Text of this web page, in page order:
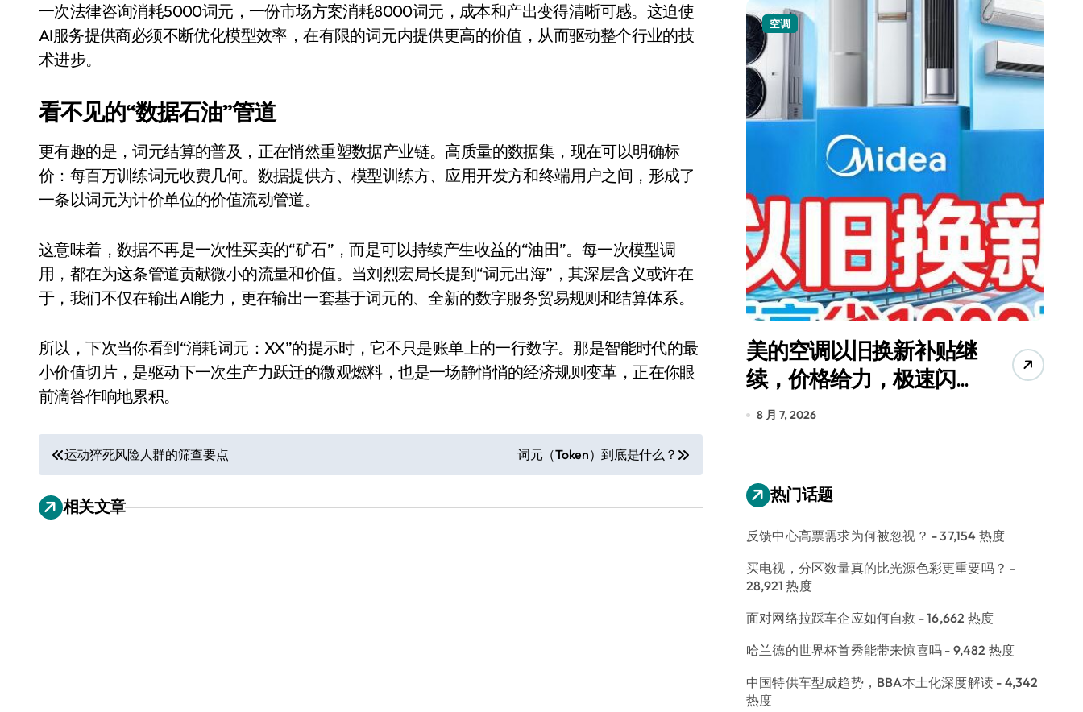
一次法律咨询消耗5000词元，一份市场方案消耗8000词元，成本和产出变得清晰可感。这迫使
AI服务提供商必须不断优化模型效率，在有限的词元内提供更高的价值，从而驱动整个行业的技
术进步。
看不见的“数据石油”管道
更有趣的是，词元结算的普及，正在悄然重塑数据产业链。高质量的数据集，现在可以明确标
价：每百万训练词元收费几何。数据提供方、模型训练方、应用开发方和终端用户之间，形成了
一条以词元为计价单位的价值流动管道。
这意味着，数据不再是一次性买卖的“矿石”，而是可以持续产生收益的“油田”。每一次模型调
用，都在为这条管道贡献微小的流量和价值。当刘烈宏局长提到“词元出海”，其深层含义或许在
于，我们不仅在输出AI能力，更在输出一套基于词元的、全新的数字服务贸易规则和结算体系。
所以，下次当你看到“消耗词元：XX”的提示时，它不只是账单上的一行数字。那是智能时代的最
小价值切片，是驱动下一次生产力跃迁的微观燃料，也是一场静悄悄的经济规则变革，正在你眼
前滴答作响地累积。
文
章
导
运动猝死风险人群的筛查要点 词元（Token）到底是什么？
相关文章
小家电
追觅、石头科技注意：你
们的扫地机已被美国认定
为“战略武器”
小家电
净利润暴跌7.7%，苏泊尔
开始靠“擦边”续命了？
空调
美的空调以旧换新补贴继
续，价格给力，极速闪
装！
8 月 7, 2026
热门话题
反馈中心高票需求为何被忽视？ - 37,154 热度
买电视，分区数量真的比光源色彩更重要吗？ -
28,921 热度
面对网络拉踩车企应如何自救 - 16,662 热度
哈兰德的世界杯首秀能带来惊喜吗 - 9,482 热度
中国特供车型成趋势，BBA本土化深度解读 - 4,342
热度